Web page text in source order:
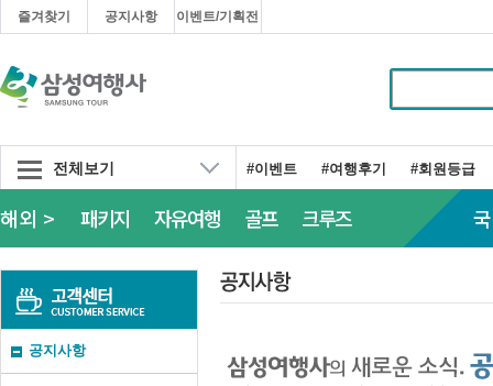
즐겨찾기 공지사항 이벤트/기획전
전체보기 #이벤트 #여행후기 #회원등급
해외 > 패키지 자유여행 골프 크루즈
공지사항